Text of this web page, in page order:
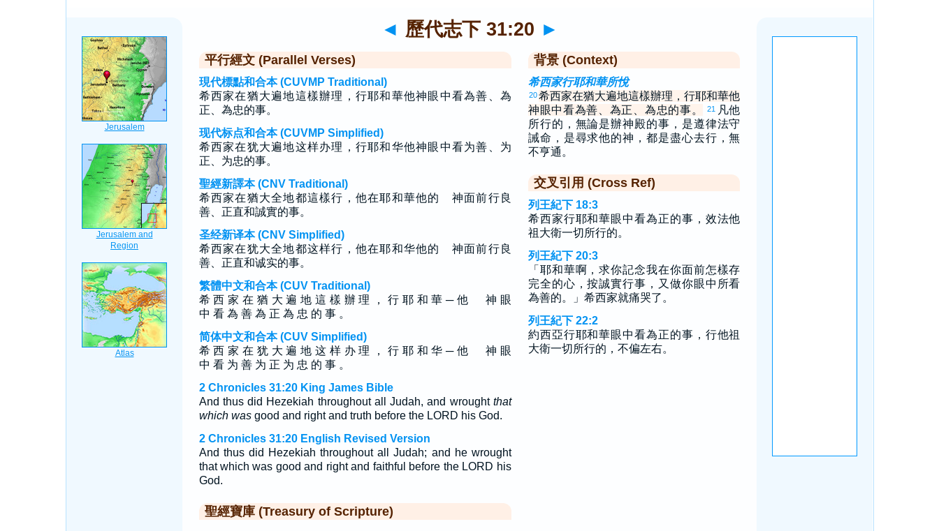
◄ 歷代志下 31:20 ►
平行經文 (Parallel Verses)
現代標點和合本 (CUVMP Traditional)
希西家在猶大遍地這樣辦理，行耶和華他神眼中看為善、為
正、為忠的事。
现代标点和合本 (CUVMP Simplified)
希西家在犹大遍地这样办理，行耶和华他神眼中看为善、为
正、为忠的事。
聖經新譯本 (CNV Traditional)
希西家在猶大全地都這樣行，他在耶和華他的 神面前行良
善、正直和誠實的事。
圣经新译本 (CNV Simplified)
希西家在犹大全地都这样行，他在耶和华他的 神面前行良
善、正直和诚实的事。
繁體中文和合本 (CUV Traditional)
希 西 家 在 猶 大 遍 地 這 樣 辦 理 ， 行 耶 和 華 ─ 他 神 眼
中 看 為 善 為 正 為 忠 的 事 。
简体中文和合本 (CUV Simplified)
希 西 家 在 犹 大 遍 地 这 样 办 理 ， 行 耶 和 华 ─ 他 神 眼
中 看 为 善 为 正 为 忠 的 事 。
2 Chronicles 31:20 King James Bible
And thus did Hezekiah throughout all Judah, and wrought that
which wasgood and right and truth before the LORD his God.
2 Chronicles 31:20 English Revised Version
And thus did Hezekiah throughout all Judah; and he wrought
that which was good and right and faithful before the LORD his
God.
聖經寶庫 (Treasury of Scripture)
背景 (Context)
希西家行耶和華所悅
20希西家在猶大遍地這樣辦理，行耶和華他
神眼中看為善、為正、為忠的事。
21
凡他
所行的，無論是辦神殿的事，是遵律法守
誡命，是尋求他的神，都是盡心去行，無
不亨通。
交叉引用 (Cross Ref)
列王紀下 18:3
希西家行耶和華眼中看為正的事，效法他
祖大衛一切所行的。
列王紀下 20:3
「耶和華啊，求你記念我在你面前怎樣存
完全的心，按誠實行事，又做你眼中所看
為善的。」希西家就痛哭了。
列王紀下 22:2
約西亞行耶和華眼中看為正的事，行他祖
大衛一切所行的，不偏左右。